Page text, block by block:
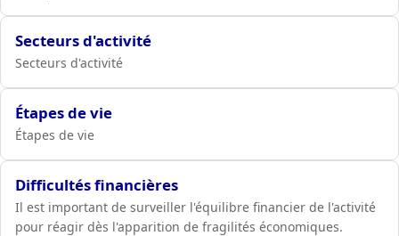
Secteurs d'activité
Secteurs d'activité
Étapes de vie
Étapes de vie
Difficultés financières
Il est important de surveiller l'équilibre financier de l'activité
pour réagir dès l'apparition de fragilités économiques.